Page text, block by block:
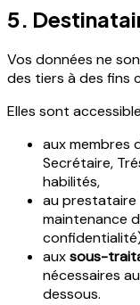
5.
Vos données ne
des tiers à des fins
Elles sont
aux membres
Secrétaire,
habilités,
au prestataire
maintenance
auxsous-
nécessaires
dessous.